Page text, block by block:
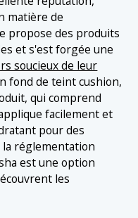
matière de
propose des produits
et s'est forgée une
soucieux de leur
fond de teint cushion,
qui comprend
facilement et
pour des
la réglementation
est une option
les